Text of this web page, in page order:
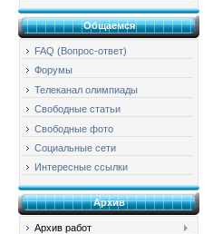
Общаемся
FAQ (Вопрос-ответ)
Форумы
Телеканал олимпиады
Свободные статьи
Свободные фото
Социальные сети
Интересные ссылки
Архив
Архив работ